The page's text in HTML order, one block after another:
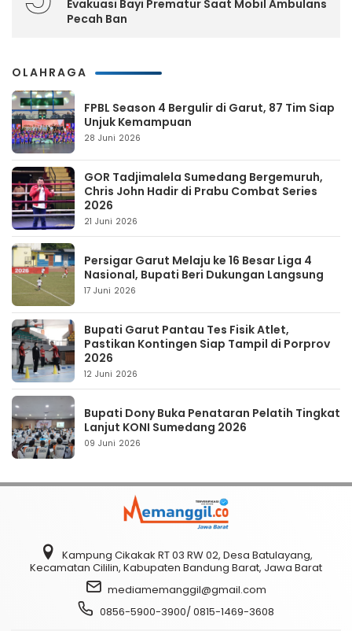
Evakuasi Bayi Prematur Saat Mobil Ambulans
Pecah Ban
OLAHRAGA
FPBL Season 4 Bergulir di Garut, 87 Tim Siap
Unjuk Kemampuan
28 Juni 2026
GOR Tadjimalela Sumedang Bergemuruh,
Chris John Hadir di Prabu Combat Series
2026
21 Juni 2026
Persigar Garut Melaju ke 16 Besar Liga 4
Nasional, Bupati Beri Dukungan Langsung
17 Juni 2026
Bupati Garut Pantau Tes Fisik Atlet,
Pastikan Kontingen Siap Tampil di Porprov
2026
12 Juni 2026
Bupati Dony Buka Penataran Pelatih Tingkat
Lanjut KONI Sumedang 2026
09 Juni 2026
Kampung Cikakak RT 03 RW 02, Desa Batulayang,
Kecamatan Cililin, Kabupaten Bandung Barat, Jawa Barat
mediamemanggil@gmail.com
0856-5900-3900/ 0815-1469-3608